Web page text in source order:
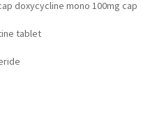
doxycycline mono 100mg cap
tablet